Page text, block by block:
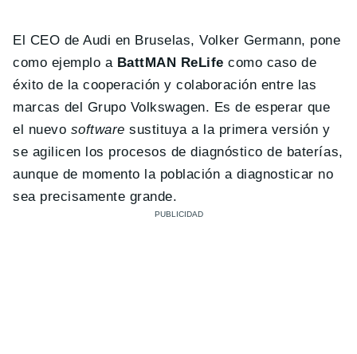
El CEO de Audi en Bruselas, Volker Germann, pone
como ejemplo a BattMAN ReLife como caso de
éxito de la cooperación y colaboración entre las
marcas del Grupo Volkswagen. Es de esperar que
el nuevo software sustituya a la primera versión y
se agilicen los procesos de diagnóstico de baterías,
aunque de momento la población a diagnosticar no
sea precisamente grande.